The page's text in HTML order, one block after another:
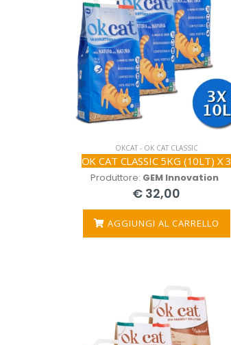
OKCAT - OK CAT CLASSIC
OK CAT CLASSIC 5KG (10LT) X 3
Produttore: GEM Innovation
€ 32,00
AGGIUNGI AL CARRELLO